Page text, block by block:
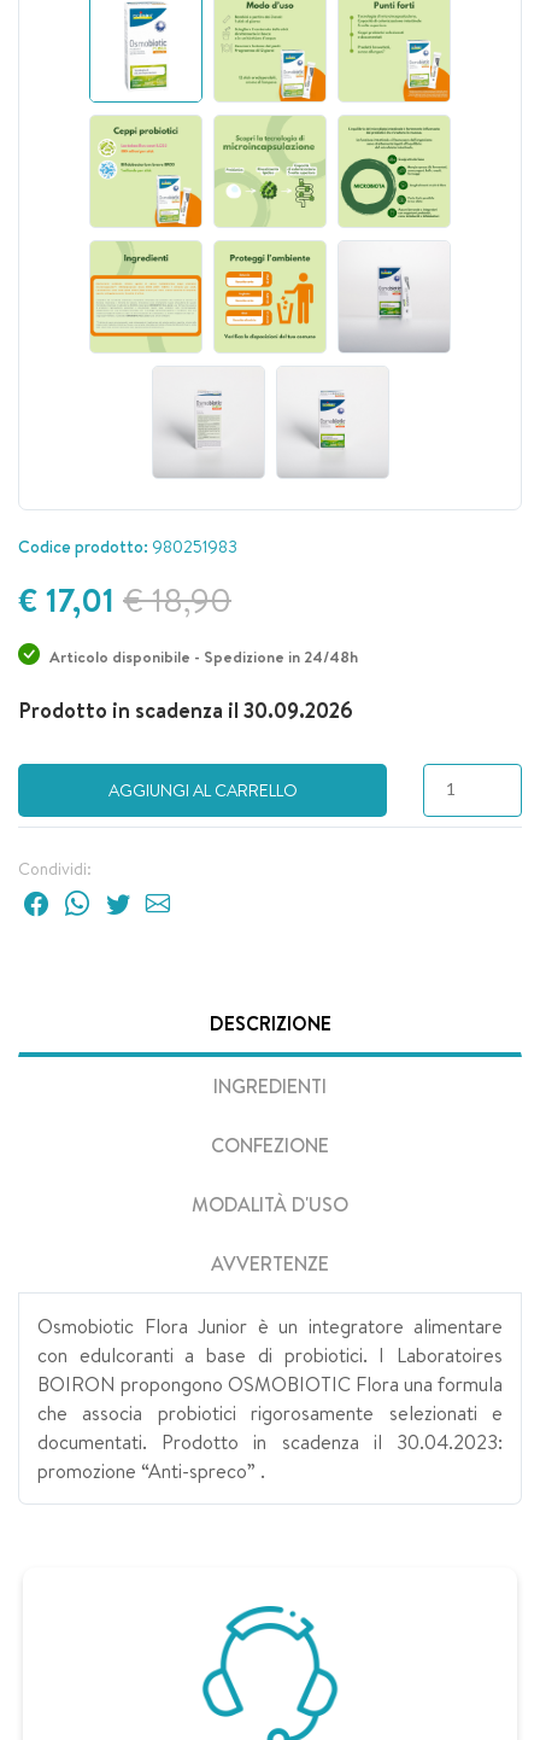
Codice prodotto: 980251983
€ 17,01 € 18,90
Articolo disponibile - Spedizione in 24/48h
Prodotto in scadenza il 30.09.2026
AGGIUNGI AL CARRELLO
Condividi:
DESCRIZIONE
INGREDIENTI
CONFEZIONE
MODALITÀ D'USO
AVVERTENZE
Osmobiotic Flora Junior è un integratore alimentare
con edulcoranti a base di probiotici. I Laboratoires
BOIRON propongono OSMOBIOTIC Flora una formula
che associa probiotici rigorosamente selezionati e
documentati. Prodotto in scadenza il 30.04.2023:
promozione “Anti-spreco” .